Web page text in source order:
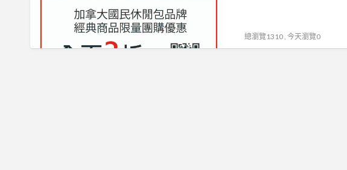
牌
總瀏覽1310 , 今天瀏覽0